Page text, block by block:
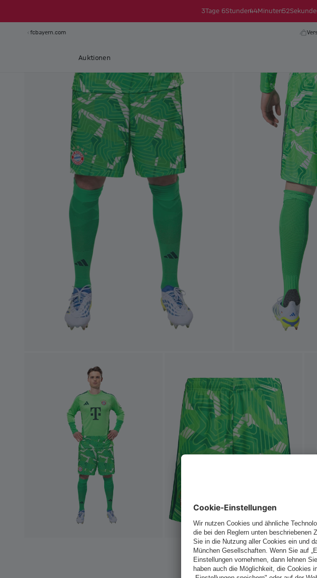
3Tage 6Stunden44Minuten51
fcbayern.com
Auktionen